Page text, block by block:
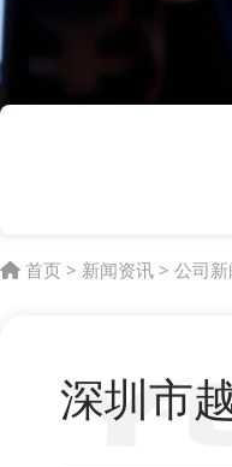
首页 > 新闻资讯 > 公司新
深圳市